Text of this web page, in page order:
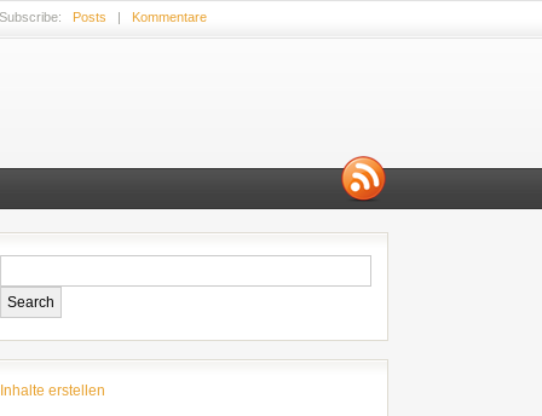
Subscribe: Posts | Kommentare
Inhalte erstellen